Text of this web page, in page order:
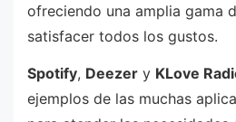
ofreciendo una amplia gama
satisfacer todos los gustos.
Spotify, Deezer y KLove
ejemplos de las muchas